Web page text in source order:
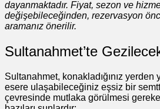
dayanmaktadır. Fiyat, sezon ve
değişebileceğinden, rezervasyon
aramanız önerilir.
Sultanahmet’te
Sultanahmet, konakladığınız
esere ulaşabileceğiniz eşsiz bir
çevresinde mutlaka görülmesi